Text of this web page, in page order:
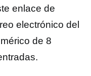
enlace de
electrónico del
de 8